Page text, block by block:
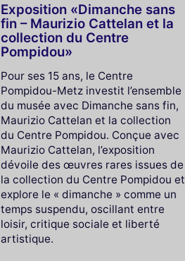
Exposition «Dimanche sans
fin – Maurizio Cattelan et la
collection du Centre
Pompidou»
Pour ses 15 ans, le Centre
Pompidou-Metz investit l’ensemble
du musée avec Dimanche sans fin,
Maurizio Cattelan et la collection
du Centre Pompidou. Conçue avec
Maurizio Cattelan, l’exposition
dévoile des œuvres rares issues de
la collection du Centre Pompidou et
explore le « dimanche » comme un
temps suspendu, oscillant entre
loisir, critique sociale et liberté
artistique.